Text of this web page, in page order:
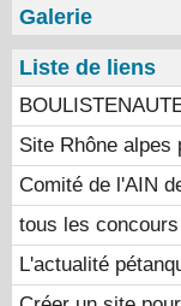
Galerie
Liste de liens
Site Rhône alpes
Comité de l'AIN
tous les
L'actualité